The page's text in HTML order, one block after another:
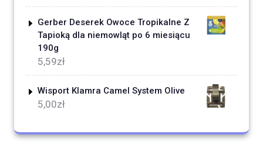
Gerber Deserek Owoce Tropikalne Z
Tapioką dla niemowląt po 6 miesiącu
190g
5,59zł
Wisport Klamra Camel System Olive
5,00zł